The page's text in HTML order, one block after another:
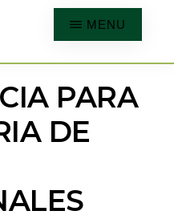
MENU
PARA
DE